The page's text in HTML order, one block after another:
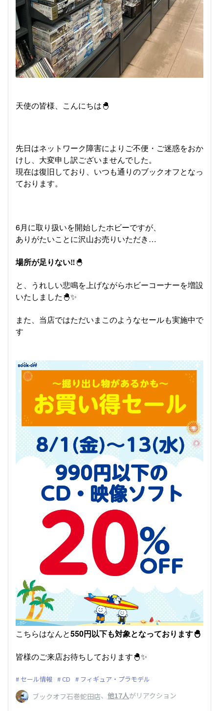
天使の皆様、こんにちは🐣
先日はネットワーク障害によりご不便・ご迷惑をおか
けし、大変申し訳ございませんでした。
現在は復旧しており、いつも通りのブックオフとなっ
ております。
6月に取り扱いを開始したホビーですが、
ありがたいことに沢山お売りいただき…
場所が足りない‼🐣
と、うれしい悲鳴を上げながらホビーコーナーを増設
いたしました🐣✨
また、当店ではただいまこのようなセールも実施中で
す
こちらはなんと550円以下も対象となっております🐣
皆様のご来店お待ちしております🐣✨
セール情報 CD フィギュア・プラモデル
ブックオフ石巻蛇田店、 他17人がリアクション